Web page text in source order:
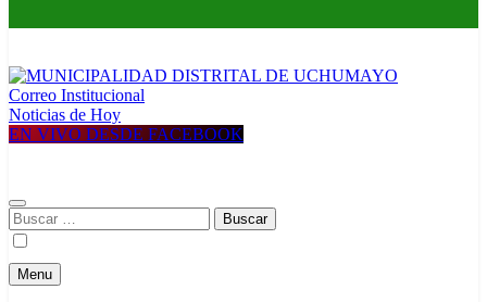
MUNICIPALIDAD DISTRITAL DE UCHUMAYO
Construyendo una nueva Historia
Correo Institucional
Noticias de Hoy
EN VIVO DESDE FACEBOOK
Buscar:
Menu